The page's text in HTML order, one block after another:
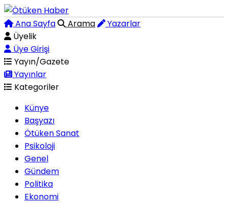
Ana Sayfa Arama
Yazarlar
Üyelik
Üye Girişi
Yayın/Gazete
Yayınlar
Kategoriler
Künye
Başyazı
Ötüken Sanat
Psikoloji
Genel
Gündem
Politika
Ekonomi